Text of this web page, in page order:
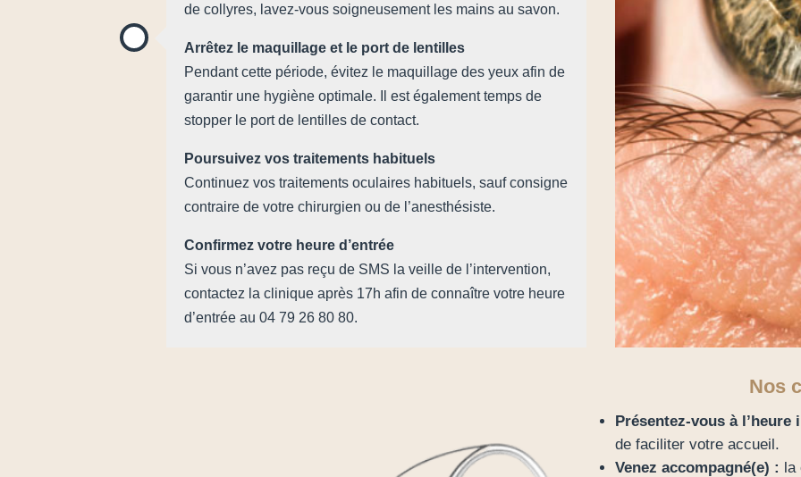
de collyres, lavez-vous soigneusement les mains au savon.
Arrêtez le maquillage et le port de lentilles
Pendant cette période, évitez le maquillage des yeux afin de
garantir une hygiène optimale. Il est également temps de
stopper le port de lentilles de contact.
Poursuivez vos traitements habituels
Continuez vos traitements oculaires habituels, sauf consigne
contraire de votre chirurgien ou de l’anesthésiste.
Confirmez votre heure d’entrée
Si vous n’avez pas reçu de SMS la veille de l’intervention,
contactez la clinique après 17h afin de connaître votre heure
d’entrée au 04 79 26 80 80.
Nos
Présentez-vous à l’heure
de faciliter votre accueil.
Venez accompagné(e) : la